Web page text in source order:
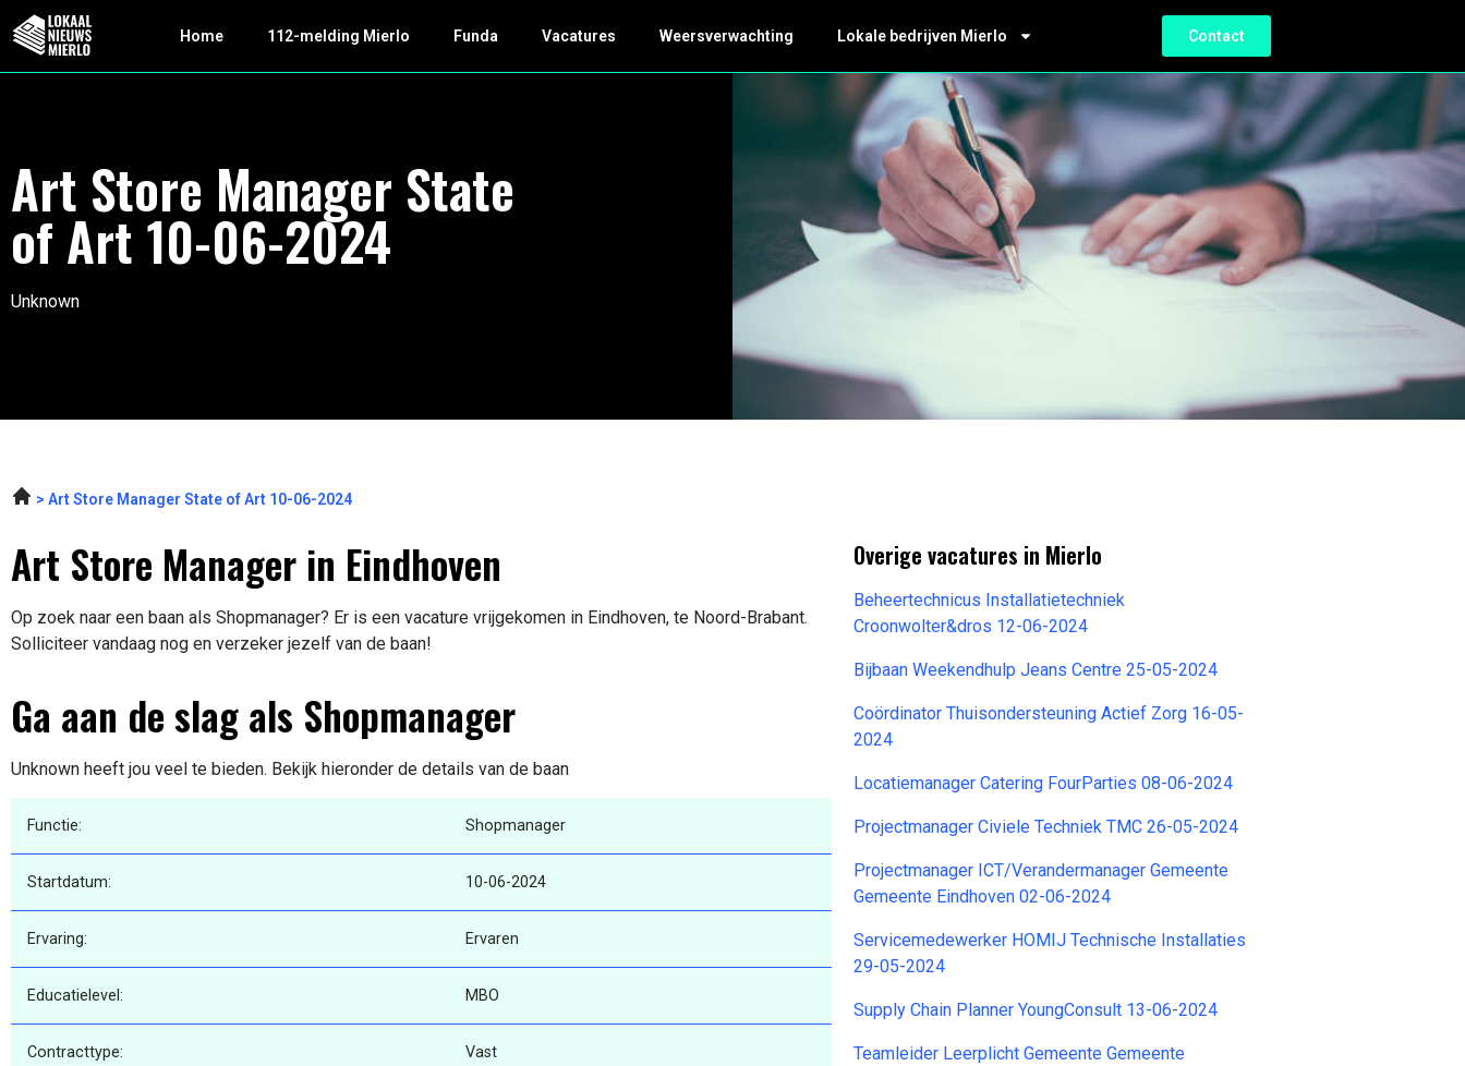
Home 112-melding Mierlo Funda Vacatures Weersverwachting Lokale bedrijven Mierlo Contact
Art Store Manager State
of Art 10-06-2024
Unknown
Art Store Manager State of Art 10-06-2024
Art Store Manager in Eindhoven
Op zoek naar een baan als Shopmanager? Er is een vacature vrijgekomen in Eindhoven, te Noord-Brabant.
Solliciteer vandaag nog en verzeker jezelf van de baan!
Ga aan de slag als Shopmanager
Unknown heeft jou veel te bieden. Bekijk hieronder de details van de baan
Functie: Shopmanager
Startdatum: 10-06-2024
Ervaring: Ervaren
Educatielevel: MBO
Contracttype: Vast
Overige vacatures in Mierlo
Beheertechnicus Installatietechniek
Croonwolter&dros 12-06-2024
Bijbaan Weekendhulp Jeans Centre 25-05-2024
Coördinator Thuisondersteuning Actief Zorg 16-05-
2024
Locatiemanager Catering FourParties 08-06-2024
Projectmanager Civiele Techniek TMC 26-05-2024
Projectmanager ICT/Verandermanager Gemeente
Gemeente Eindhoven 02-06-2024
Servicemedewerker HOMIJ Technische Installaties
29-05-2024
Supply Chain Planner YoungConsult 13-06-2024
Teamleider Leerplicht Gemeente Gemeente